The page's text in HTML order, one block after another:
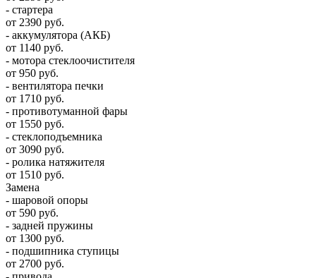
- стартера
от 2390 руб.
- аккумулятора (АКБ)
от 1140 руб.
- мотора стеклоочистителя
от 950 руб.
- вентилятора печки
от 1710 руб.
- противотуманной фары
от 1550 руб.
- стеклоподъемника
от 3090 руб.
- ролика натяжителя
от 1510 руб.
Замена
- шаровой опоры
от 590 руб.
- задней пружины
от 1300 руб.
- подшипника ступицы
от 2700 руб.